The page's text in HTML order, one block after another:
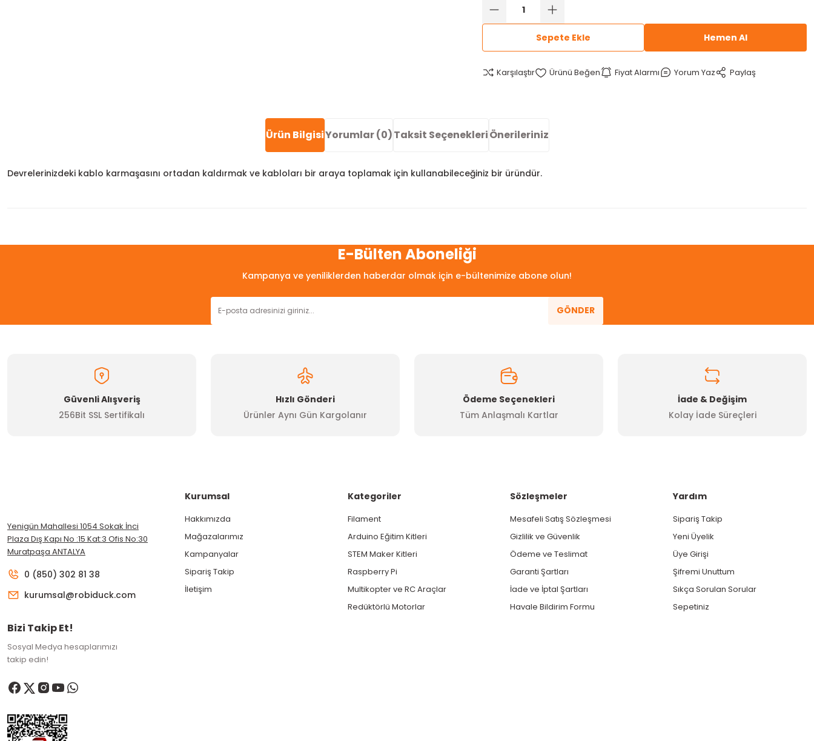
Sepete Ekle Hemen Al
Karşılaştır Fiyat Alarmı Yorum Yaz Paylaş
Ürün BilgisiYorumlar (0)Taksit SeçenekleriÖnerileriniz
Devrelerinizdeki kablo karmaşasını ortadan kaldırmak ve kabloları bir araya toplamak için kullanabileceğiniz bir üründür.
Bu ürüne ilk yorumu siz yapın!
Görüş ve önerileriniz için teşekkür ederiz.
E-Bülten Aboneliği
Kampanya ve yeniliklerden haberdar olmak için e-bültenimize abone olun!
GÖNDER
Güvenli Alışveriş
256Bit SSL Sertifikalı
Hızlı Gönderi
Ürünler Aynı Gün Kargolanır
Ödeme Seçenekleri
Tüm Anlaşmalı Kartlar
İade & Değişim
Kolay İade Süreçleri
Yenigün Mahallesi 1054 Sokak İnci
Plaza Dış Kapı No :15 Kat:3 Ofis No:30
Muratpaşa ANTALYA
0 (850) 302 81 38
kurumsal@robiduck.com
Bizi Takip Et!
Sosyal Medya hesaplarımızı
takip edin!
Kurumsal
Hakkımızda
Mağazalarımız
Kampanyalar
Sipariş Takip
İletişim
Kategoriler
Filament
Arduino Eğitim Kitleri
STEM Maker Kitleri
Raspberry Pi
Multikopter ve RC Araçlar
Redüktörlü Motorlar
Sözleşmeler
Mesafeli Satış Sözleşmesi
Gizlilik ve Güvenlik
Ödeme ve Teslimat
Garanti Şartları
İade ve İptal Şartları
Havale Bildirim Formu
Yardım
Sipariş Takip
Yeni Üyelik
Üye Girişi
Şifremi Unuttum
Sıkça Sorulan Sorular
Sepetiniz